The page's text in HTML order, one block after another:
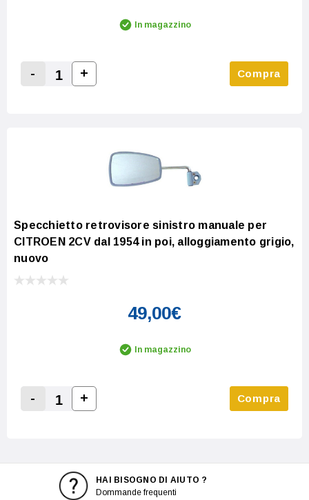
In magazzino
-
Increase Quantity:
+ Compra
Specchietto retrovisore sinistro manuale per
CITROEN 2CV dal 1954 in poi, alloggiamento grigio,
nuovo
49,00€
In magazzino
Decrease Quantity:
-
Increase Quantity:
+ Compra
HAI BISOGNO DI AIUTO ?
Dommande frequenti